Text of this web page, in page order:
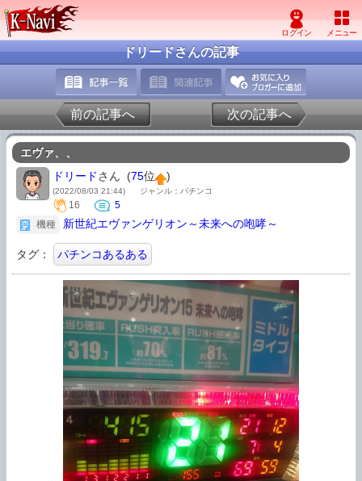
ドリードさんの記事
前の記事へ 次の記事へ
エヴァ、、
ドリードさん (75位 )
(2022/08/03 21:44) ジャンル：パチンコ
16
5
機種
新世紀エヴァンゲリオン～未来への咆哮～
タグ： パチンコあるある